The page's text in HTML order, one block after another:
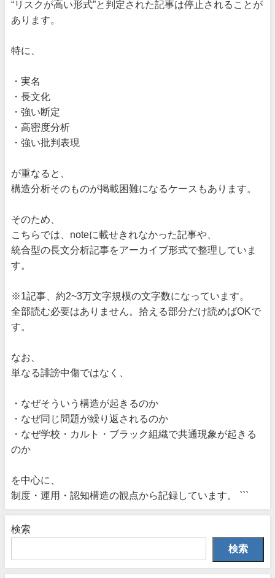
“リスクが高い形式”と判定された記事は停止されることが
あります。
特に、
・実名
・長文化
・強い断定
・高密度分析
・強い批判表現
が重なると、
構造分析そのものが掲載困難になるケースもあります。
そのため、
こちらでは、noteに載せきれなかった記事や、
統合型の長文分析記事をアーカイブ形式で整理していま
す。
※1記事、約2~3万文字規模の文字数になっています。
全部読む必要はありません。拾える部分だけ読めばOKで
す。
なお、
単なる誹謗中傷ではなく、
・なぜそういう構造が起きるのか
・なぜ同じ問題が繰り返されるのか
・なぜ学校・カルト・ブラック組織で共通現象が起きる
のか
を中心に、
制度・運用・認知構造の観点から記録しています。 ```
検索
検索